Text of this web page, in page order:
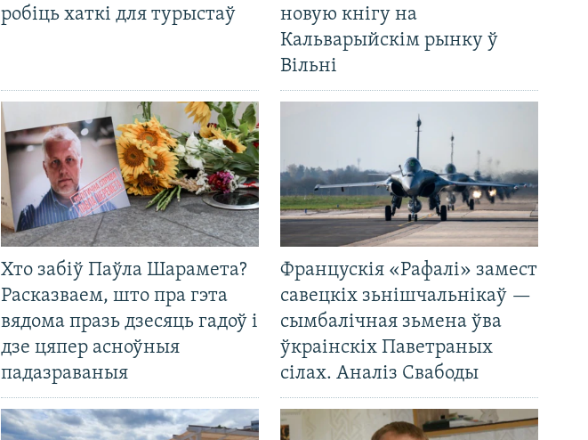
робіць хаткі для турыстаў
новую кнігу на
Кальварыйскім рынку ў
Вільні
Хто забіў Паўла Шарамета?
Расказваем, што пра гэта
вядома празь дзесяць гадоў і
дзе цяпер асноўныя
падазраваныя
Францускія «Рафалі» замест
савецкіх зьнішчальнікаў —
сымбалічная зьмена ўва
ўкраінскіх Паветраных
сілах. Аналіз Свабоды